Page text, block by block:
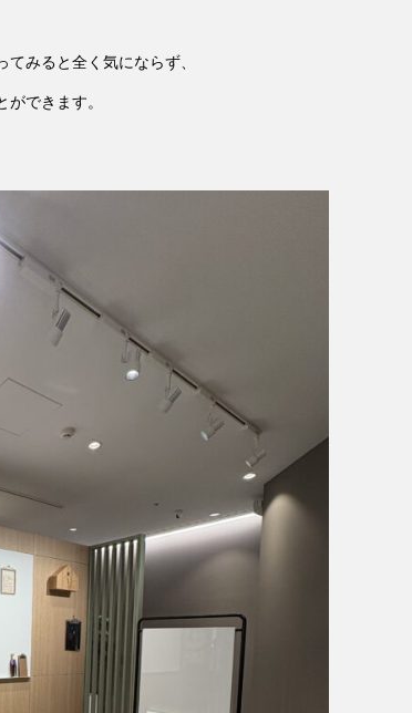
みると全く気にならず、
できます。